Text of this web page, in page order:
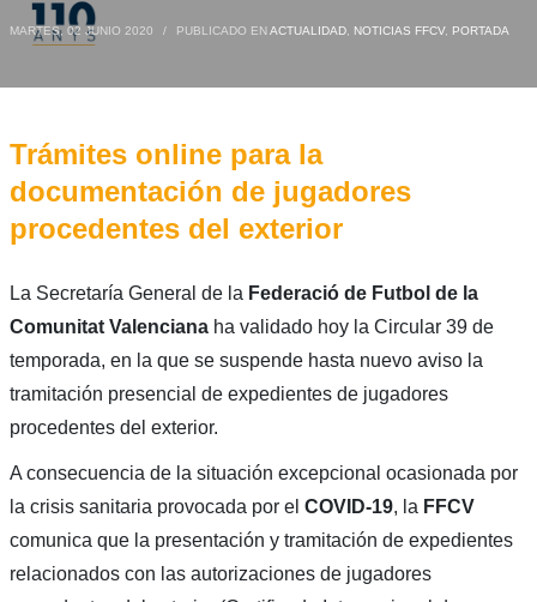
MARTES, 02 JUNIO 2020 / PUBLICADO ENACTUALIDAD, NOTICIAS FFCV, PORTADA
Trámites online para la
documentación de jugadores
procedentes del exterior
La Secretaría General de la Federació de Futbol de la
Comunitat Valenciana ha validado hoy la Circular 39 de
temporada, en la que se suspende hasta nuevo aviso la
tramitación presencial de expedientes de jugadores
procedentes del exterior.
A consecuencia de la situación excepcional ocasionada por
la crisis sanitaria provocada por el COVID-19, la FFCV
comunica que la presentación y tramitación de expedientes
relacionados con las autorizaciones de jugadores